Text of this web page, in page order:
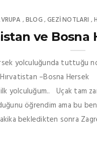
,BLOG ,GEZI NOTLARI ,
ve Bosna
yolculuğunda tuttuğu
–Bosna Hersek
yolculuğum.. Uçak tam
öğrendim ama bu
bekledikten sonra